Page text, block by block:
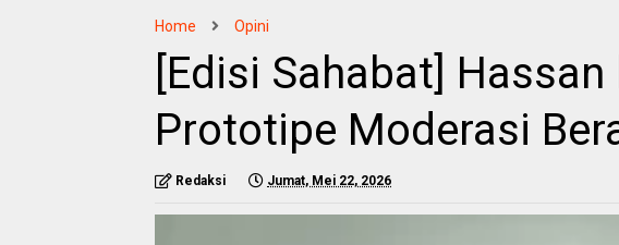
Home Opini
[Edisi Sahabat]
Prototipe Moderasi
Redaksi Jumat, Mei 22, 2026